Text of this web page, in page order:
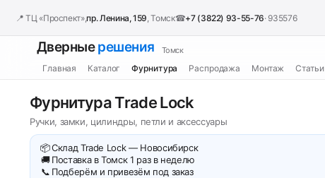
📍 ТЦ «Проспект»,пр. Ленина, 159 , Томск☎+7 (3822) 93-55-76· 935576
Дверныерешения Томск
Главная Каталог Фурнитура Распродажа Монтаж Статьи
Фурнитура Trade Lock
Ручки, замки, цилиндры, петли и аксессуары
📦Склад Trade Lock — Новосибирск
🚚 Поставка в Томск 1 раз в неделю
📞 Подберём и привезём под заказ